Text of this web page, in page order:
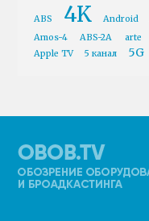
ABS 4K Android
Amos-4 ABS-2A arte
Apple TV
5 канал 5G